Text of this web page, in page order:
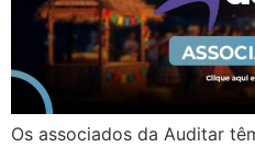
Os associados da Auditar